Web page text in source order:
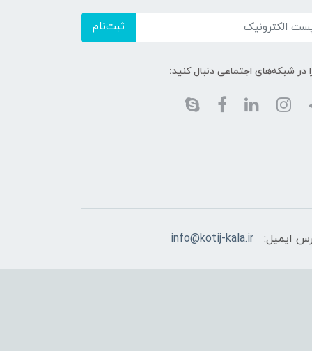
ثبت‌نام
در شبکه‌های اجتماعی دنبال کنید:
ایمیل: info@kotij-kala.ir